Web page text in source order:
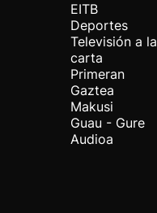
EITB
Deportes
Televisión a la
carta
Primeran
Gaztea
Makusi
Guau - Gure
Audioa